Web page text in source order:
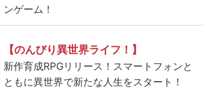
ンゲーム！
【のんびり異世界ライフ！】
新作育成RPGリリース！スマートフォンと
ともに異世界で新たな人生をスタート！